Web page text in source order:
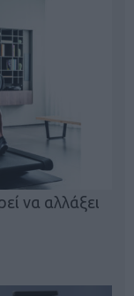
να αλλάξει